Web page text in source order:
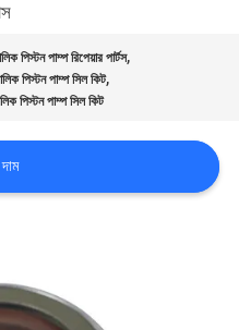
পিস্টন পাম্প রিপেয়ার পার্টস,
পিস্টন পাম্প সিল কিট,
পিস্টন পাম্প সিল কিট